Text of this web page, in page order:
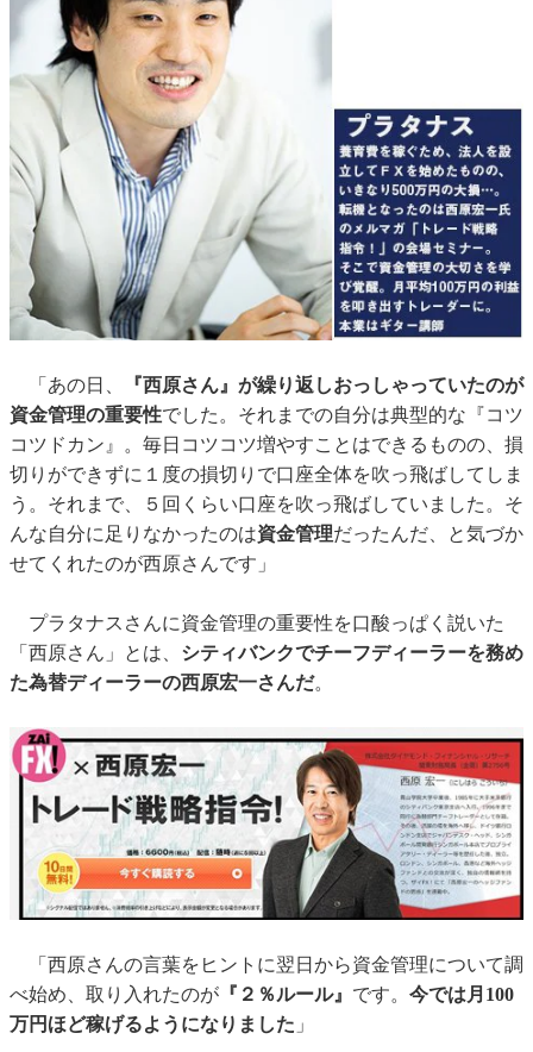
「あの日、
『西原さん』が繰り返しおっしゃっていたのが
資金管理の重要性でした。それまでの自分は典型的な『コツ
コツドカン』。毎日コツコツ増やすことはできるものの、損
切りができずに１度の損切りで口座全体を吹っ飛ばしてしま
う。それまで、５回くらい口座を吹っ飛ばしていました。そ
んな自分に足りなかったのは資金管理だったんだ、と気づか
せてくれたのが西原さんです」
プラタナスさんに資金管理の重要性を口酸っぱく説いた
「西原さん」とは、 シティバンクでチーフディーラーを務め
た為替ディーラーの西原宏一さんだ。
「西原さんの言葉をヒントに翌日から資金管理について調
べ始め、取り入れたのが 『２％ルール』 です。 今では月100
万円ほど稼げるようになりました 」